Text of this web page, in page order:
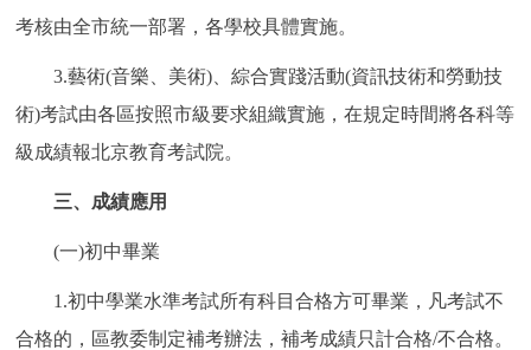
考核由全市統一部署，各學校具體實施。
3.藝術(音樂、美術)、綜合實踐活動(資訊技術和勞動技
術)考試由各區按照市級要求組織實施，在規定時間將各科等
級成績報北京教育考試院。
三、成績應用
(一)初中畢業
1.初中學業水準考試所有科目合格方可畢業，凡考試不
合格的，區教委制定補考辦法，補考成績只計合格/不合格。